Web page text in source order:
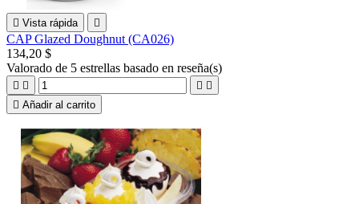
 Vista rápida 
CAP Glazed Doughnut (CA026)
134,20 $
Valorado de 5 estrellas basado en reseña(s)
   
 Añadir al carrito